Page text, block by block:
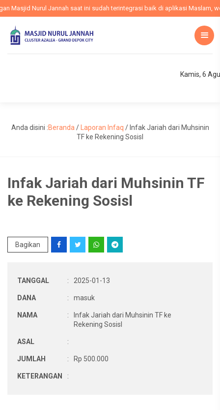
Masjid Nurul Jannah saat ini sudah terintegrasi baik di aplikasi Maslam,
Kamis, 6
Anda disini :Beranda / Laporan Infaq / Infak Jariah dari Muhsinin
TF ke Rekening Sosisl
Infak Jariah dari Muhsinin TF
ke Rekening Sosisl
Bagikan
TANGGAL : 2025-01-13
DANA : masuk
NAMA :
Infak Jariah dari Muhsinin TF ke
Rekening Sosisl
ASAL :
JUMLAH : Rp 500.000
KETERANGAN :